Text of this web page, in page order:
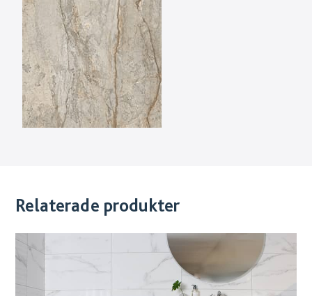
Relaterade produkter